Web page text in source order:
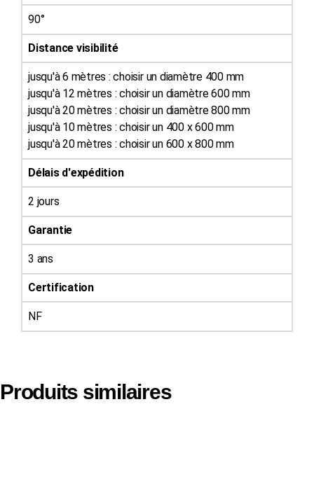
90°
Distance visibilité
jusqu'à 6 mètres : choisir un diamètre 400 mm
jusqu'à 12 mètres : choisir un diamètre 600 mm
jusqu'à 20 mètres : choisir un diamètre 800 mm
jusqu'à 10 mètres : choisir un 400 x 600 mm
jusqu'à 20 mètres : choisir un 600 x 800 mm
Délais d'expédition
2 jours
Garantie
3 ans
Certification
NF
Produits similaires